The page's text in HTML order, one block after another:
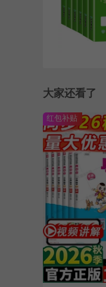
大家还看了
红包补贴